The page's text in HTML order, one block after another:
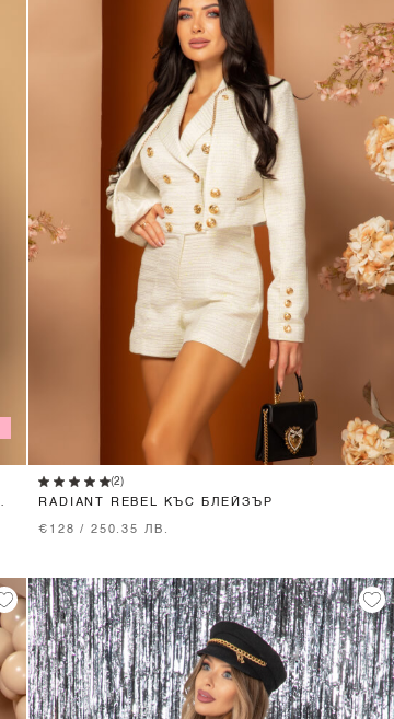
(2)
RADIANT REBEL КЪС БЛЕЙЗЪР
€128 / 250.35 ЛВ.